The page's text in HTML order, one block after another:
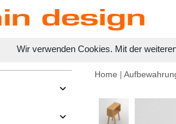
Wir verwenden Cookies. Mit der
Home |